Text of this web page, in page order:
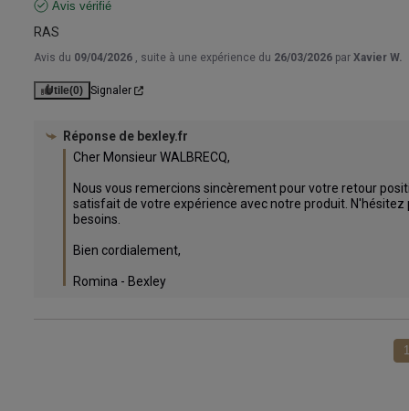
Avis vérifié
RAS
Avis du 09/04/2026 , suite à une expérience du 26/03/2026 par Xavier W.
Utile(0) Signaler
Réponse de bexley.fr
Cher Monsieur WALBRECQ,
Nous vous remercions sincèrement pour votre retour
satisfait de votre expérience avec notre produit.
besoins.
Bien cordialement,
Romina - Bexley
1